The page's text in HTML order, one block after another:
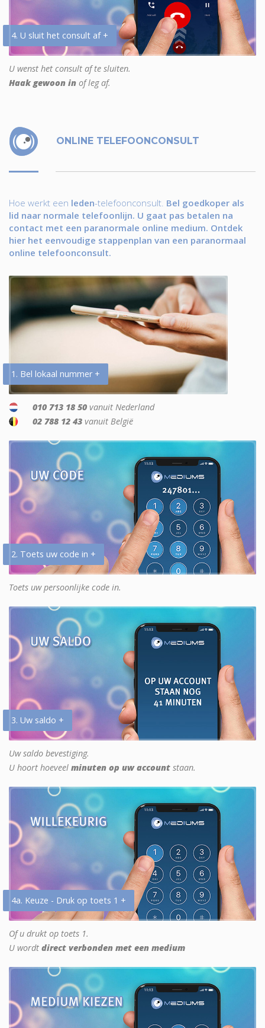
4. U sluit het consult af +
U wenst het consult af te sluiten.
Haak gewoon in of leg af.
ONLINE TELEFOONCONSULT
Hoe werkt een leden-telefoonconsult. Bel goedkoper als
lid naar normale telefoonlijn. U gaat pas betalen na
contact met een paranormale online medium. Ontdek
hier het eenvoudige stappenplan van een paranormaal
online telefoonconsult.
1. Bel lokaal nummer +
010 713 18 50 vanuit Nederland
02 788 12 43 vanuit België
2. Toets uw code in +
Toets uw persoonlijke code in.
3. Uw saldo +
Uw saldo bevestiging.
U hoort hoeveel minuten op uw account staan.
4a. Keuze - Druk op toets 1 +
Of u drukt op toets 1.
U wordt direct verbonden met een medium